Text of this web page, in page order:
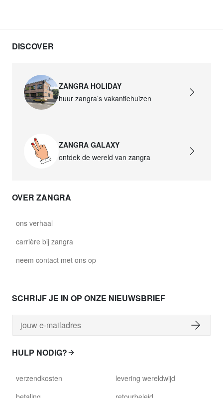
DISCOVER
ZANGRA HOLIDAY
huur zangra’s vakantiehuizen
ZANGRA GALAXY
ontdek de wereld van zangra
OVER ZANGRA
ons verhaal
carrière bij zangra
neem contact met ons op
SCHRIJF JE IN OP ONZE NIEUWSBRIEF
HULP NODIG?
verzendkosten
levering wereldwijd